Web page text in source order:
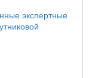
экспертные